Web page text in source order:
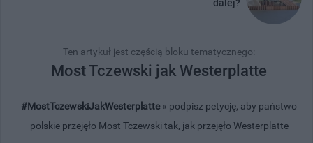
dalej?
Ten artykuł jest częścią bloku tematycznego:
Most Tczewski jak Westerplatte
#MostTczewskiJakWesterplatte« podpisz petycję, aby państwo
polskie przejęło Most Tczewski tak, jak przejęło Westerplatte